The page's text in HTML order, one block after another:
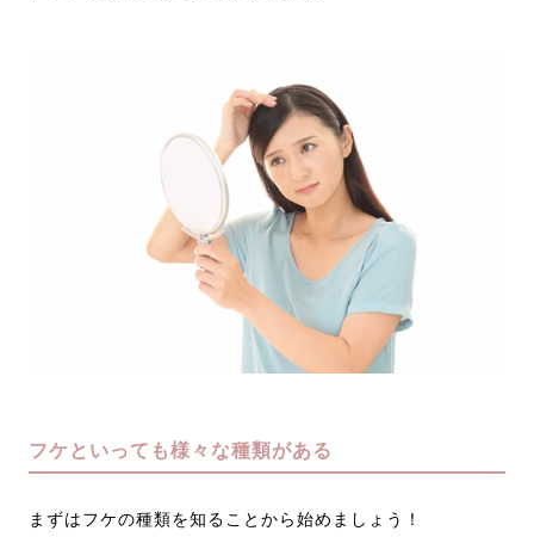
フケといっても様々な種類がある
まずはフケの種類を知ることから始めましょう！